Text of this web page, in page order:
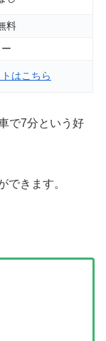
料
ー
はこちら
で7分という好
できます。